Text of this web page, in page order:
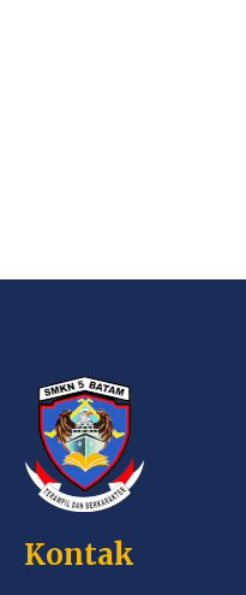
Kontak